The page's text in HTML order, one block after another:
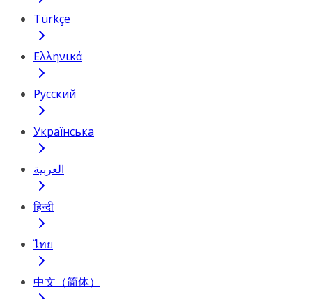
Türkçe
Ελληνικά
Русский
Українська
العربية
हिन्दी
ไทย
中文（简体）